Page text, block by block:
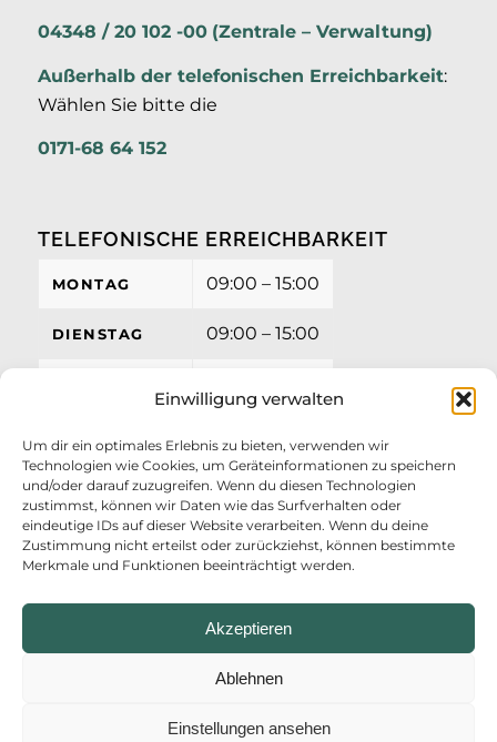
Einwilligung verwalten
Um dir ein optimales Erlebnis zu bieten, verwenden wir
Technologien wie Cookies, um Geräteinformationen zu speichern
und/oder darauf zuzugreifen. Wenn du diesen Technologien
zustimmst, können wir Daten wie das Surfverhalten oder
eindeutige IDs auf dieser Website verarbeiten. Wenn du deine
Zustimmung nicht erteilst oder zurückziehst, können bestimmte
Merkmale und Funktionen beeinträchtigt werden.
Akzeptieren
Ablehnen
Einstellungen ansehen
04348 / 20 102 -00 (Zentrale – Verwaltung)
Außerhalb der telefonischen Erreichbarkeit:
Wählen Sie bitte die
0171-68 64 152
TELEFONISCHE ERREICHBARKEIT
MONTAG 09:00 – 15:00
DIENSTAG 09:00 – 15:00
FREITAG 09:00 – 12:00